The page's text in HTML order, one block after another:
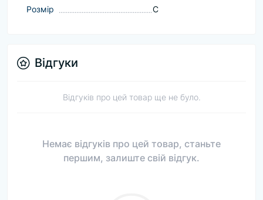
Розмір С
Відгуки
Відгуків про цей товар ще не було.
Немає відгуків про цей товар, станьте
першим, залиште свій відгук.